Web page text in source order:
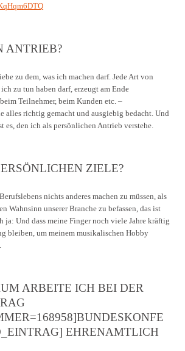
ANTRIEB?
zu dem, was ich machen darf. Jede Art von
zu tun haben darf, erzeugt am Ende
Teilnehmer, beim Kunden etc. –
alles richtig gemacht und ausgiebig bedacht. Und
es, den ich als persönlichen Antrieb verstehe.
ZIELE?
nichts anderes machen zu müssen, als
Wahnsinn unserer Branche zu befassen, das ist
ja: Und dass meine Finger noch viele Jahre kräftig
bleiben, um meinem musikalischen Hobby
ARBEITE ICH BEI DER
EHRENAMTLICH